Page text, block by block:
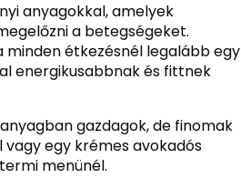
anyagokkal, amelyek
a betegségeket.
minden étkezésnél legalább egy
energikusabbnak és fittnek
gazdagok, de finomak
egy krémes avokadós
menünél.